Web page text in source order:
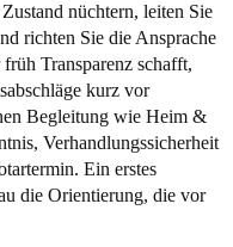
nüchtern, leiten Sie
richten Sie die Ansprache
Transparenz schafft,
kurz vor
Begleitung wie Heim &
Verhandlungssicherheit
Ein erstes
die Orientierung, die vor